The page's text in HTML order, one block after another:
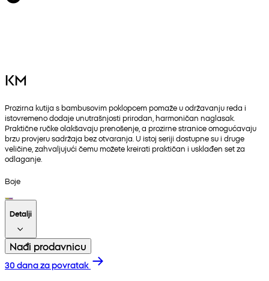
KM
Prozirna kutija s bambusovim poklopcem pomaže u održavanju reda i
istovremeno dodaje unutrašnjosti prirodan, harmoničan naglasak.
Praktične ručke olakšavaju prenošenje, a prozirne stranice omogućavaju
brzu provjeru sadržaja bez otvaranja. U istoj seriji dostupne su i druge
veličine, zahvaljujući čemu možete kreirati praktičan i usklađen set za
odlaganje.
Boje
Detalji
Nađi prodavnicu
30 dana za povratak